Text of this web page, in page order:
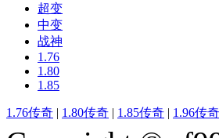
超变
中变
战神
1.76
1.80
1.85
1.76传奇 | 1.80传奇 | 1.85传奇 | 1.96传奇